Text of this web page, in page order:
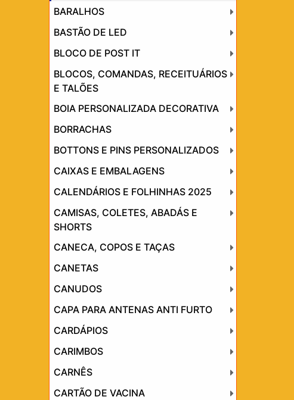
BARALHOS
BASTÃO DE LED
BLOCO DE POST IT
BLOCOS, COMANDAS, RECEITUÁRIOS
E TALÕES
BOIA PERSONALIZADA DECORATIVA
BORRACHAS
BOTTONS E PINS PERSONALIZADOS
CAIXAS E EMBALAGENS
CALENDÁRIOS E FOLHINHAS 2025
CAMISAS, COLETES, ABADÁS E
SHORTS
CANECA, COPOS E TAÇAS
CANETAS
CANUDOS
CAPA PARA ANTENAS ANTI FURTO
CARDÁPIOS
CARIMBOS
CARNÊS
CARTÃO DE VACINA